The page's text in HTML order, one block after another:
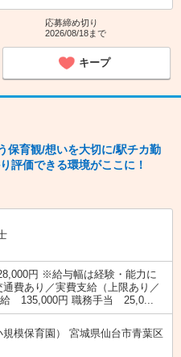
応募締め切り
2026/08/18まで
キープ
保育観/想いを大切に/駅チカ勤
評価できる環境がここに！
円 ※給与幅は経験・能力に
費あり／実費支給（上限あり／
給 135,000円 職務手当 25,0...
模保育園） 宮城県仙台市青葉区